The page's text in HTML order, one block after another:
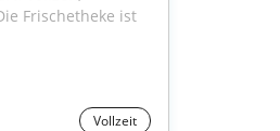
Frischetheke ist
Vollzeit